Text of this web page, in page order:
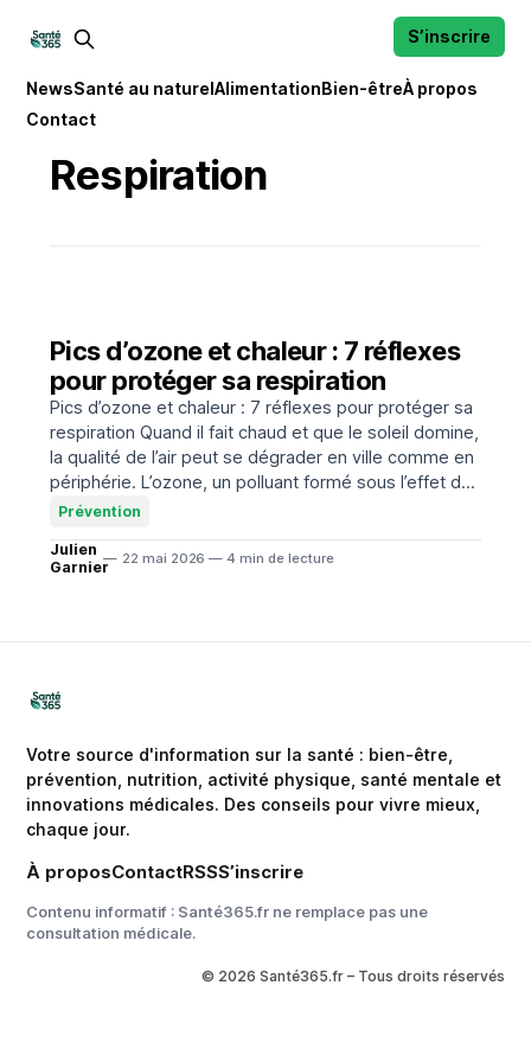
NewsSanté au naturelAlimentationBien-êtreÀ propos
Contact
S’inscrire
Respiration
Pics d’ozone et chaleur : 7 réflexes
pour protéger sa respiration
Pics d’ozone et chaleur : 7 réflexes pour protéger sa
respiration Quand il fait chaud et que le soleil domine,
la qualité de l’air peut se dégrader en ville comme en
périphérie. L’ozone, un polluant formé sous l’effet du
rayonnement solaire, peut devenir irritant lors des
Prévention
Julien
Garnier
22 mai 2026 — 4 min de lecture
Votre source d'information sur la santé : bien-être,
prévention, nutrition, activité physique, santé mentale et
innovations médicales. Des conseils pour vivre mieux,
chaque jour.
À proposContactRSSS’inscrire
Contenu informatif : Santé365.fr ne remplace pas une
consultation médicale.
© 2026 Santé365.fr – Tous droits réservés